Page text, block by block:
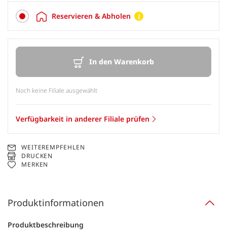
Reservieren & Abholen
In den Warenkorb
Noch keine Filiale ausgewählt
Verfügbarkeit in anderer Filiale prüfen
WEITEREMPFEHLEN
DRUCKEN
MERKEN
Produktinformationen
Produktbeschreibung